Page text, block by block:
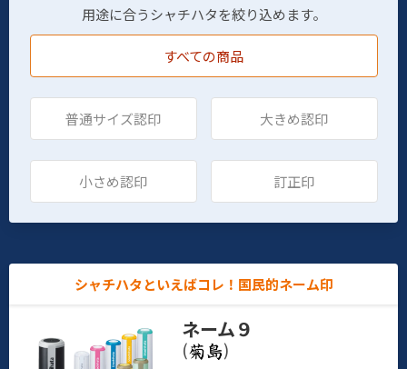
用途に合うシャチハタを絞り込めます。
すべての商品
普通サイズ認印 大きめ認印
小さめ認印 訂正印
シャチハタといえばコレ！国民的ネーム印
ネーム９
(
)